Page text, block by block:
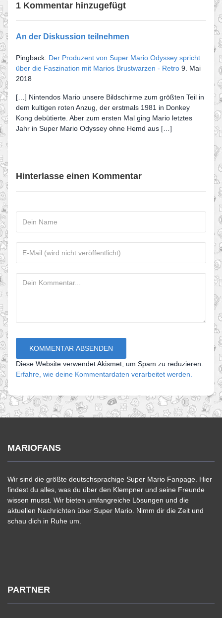
1 Kommentar hinzugefügt
An der Diskussion teilnehmen
Pingback: Der Produzent von Super Mario Odyssey spricht
über die Faszination mit Marios Brustwarzen - Retro 9. Mai
2018
[…] Nintendos Mario unsere Bildschirme zum größten Teil in
dem kultigen roten Anzug, der erstmals 1981 in Donkey
Kong debütierte. Aber zum ersten Mal ging Mario letztes
Jahr in Super Mario Odyssey ohne Hemd aus […]
Hinterlasse einen Kommentar
Diese Website verwendet Akismet, um Spam zu reduzieren.
Erfahre, wie deine Kommentardaten verarbeitet werden.
MARIOFANS
Wir sind die größte deutschsprachige Super Mario Fanpage. Hier
findest du alles, was du über den Klempner und seine Freunde
wissen musst. Wir bieten umfangreiche Lösungen und die
aktuellen Nachrichten über Super Mario. Nimm dir die Zeit und
schau dich in Ruhe um.
PARTNER